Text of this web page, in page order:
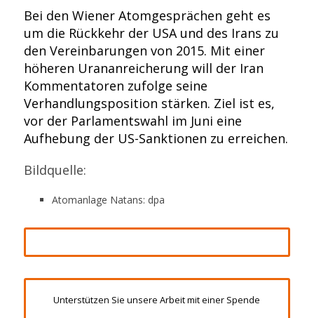
Bei den Wiener Atomgesprächen geht es
um die Rückkehr der USA und des Irans zu
den Vereinbarungen von 2015. Mit einer
höheren Urananreicherung will der Iran
Kommentatoren zufolge seine
Verhandlungsposition stärken. Ziel ist es,
vor der Parlamentswahl im Juni eine
Aufhebung der US-Sanktionen zu erreichen.
Bildquelle:
Atomanlage Natans: dpa
Unterstützen Sie unsere Arbeit mit einer Spende